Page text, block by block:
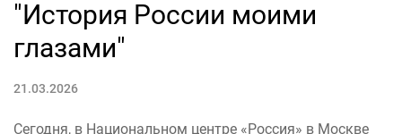
"История России моими
глазами"
21.03.2026
Сегодня, в Национальном центре «Россия» в Москве